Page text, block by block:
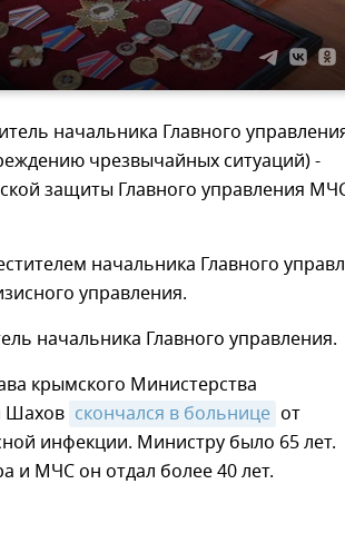
начальника Главного
чрезвычайных ситуаций) -
защиты Главного управления
начальника Главного
управления.
начальника Главного управления.
крымского Министерства
Шахов скончался в больнице от
инфекции. Министру было 65 лет.
и МЧС он отдал более 40 лет.